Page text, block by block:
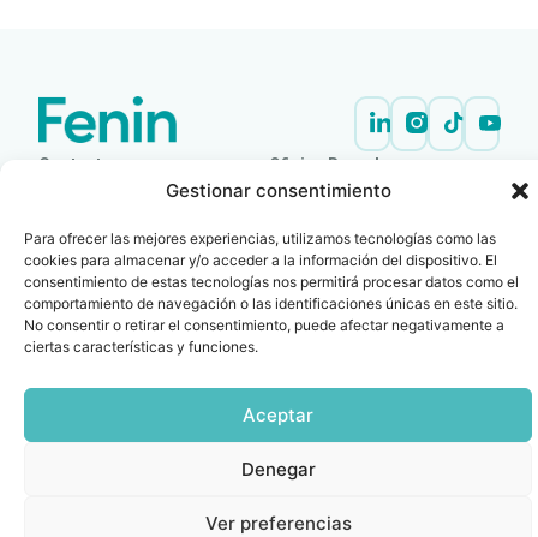
Gestionar consentimiento
Para ofrecer las mejores experiencias, utilizamos tecnologías como las
cookies para almacenar y/o acceder a la información del dispositivo. El
consentimiento de estas tecnologías nos permitirá procesar datos como el
comportamiento de navegación o las identificaciones únicas en este sitio.
No consentir o retirar el consentimiento, puede afectar negativamente a
ciertas características y funciones.
Aceptar
Denegar
Ver preferencias
Contacto
info@fenin.es
28001
915 759 800
Oficina Barcelona
Travesera de Gracia, 56 -
932 014 655
Copyright © 2025 FENIN |
Todos los derechos
Política
de
|Cookies
Aviso
legal
SIIF(Canal
de
Políticas
y